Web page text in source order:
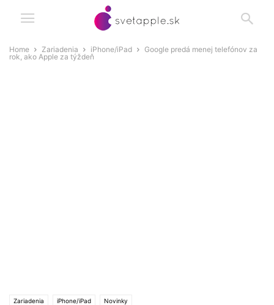
Home Zariadenia iPhone/iPad
Google predá menej telefónov za
rok, ako Apple za týždeň
Zariadenia iPhone/iPad Novinky